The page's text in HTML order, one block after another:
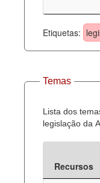
Etiquetas:
Temas
Lista dos
legislação da
Recursos